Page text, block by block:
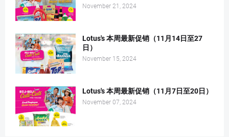
November 21, 2024
Lotus's 本周最新促销（11月14日至27
日）
November 15, 2024
Lotus's 本周最新促销（11月7日至20日）
November 07, 2024